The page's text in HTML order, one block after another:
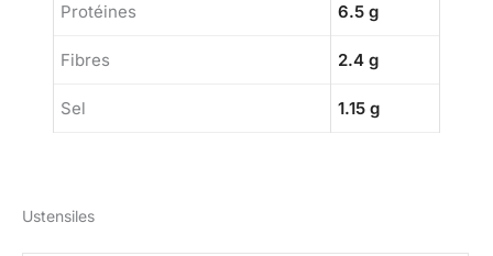
Protéines 6.5 g
Fibres 2.4 g
Sel 1.15 g
Ustensiles